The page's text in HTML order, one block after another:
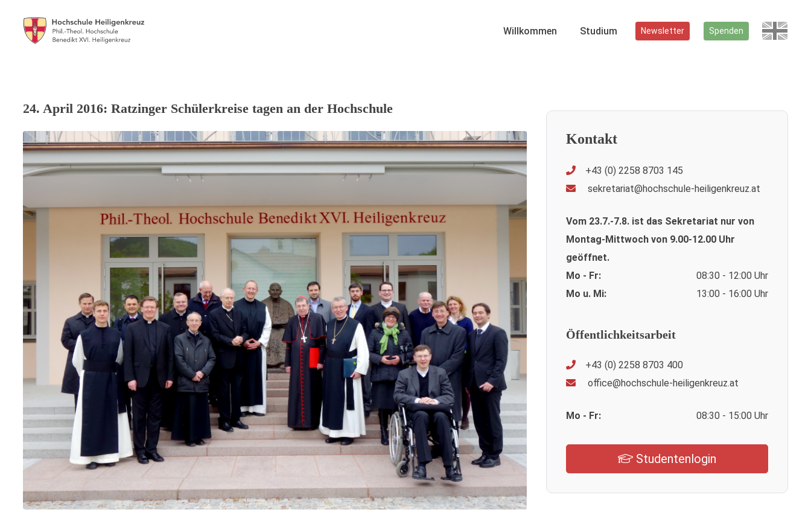
Willkommen Studium Newsletter Spenden
24. April 2016: Ratzinger Schülerkreise tagen an der Hochschule
Kontakt
+43 (0) 2258 8703 145
sekretariat@hochschule-heiligenkreuz.at
Vom 23.7.-7.8. ist das Sekretariat nur von
Montag-Mittwoch von 9.00-12.00 Uhr
geöffnet.
Mo - Fr:
08:30 - 12:00 Uhr
Mo u. Mi:
13:00 - 16:00 Uhr
Öffentlichkeitsarbeit
+43 (0) 2258 8703 400
office@hochschule-heiligenkreuz.at
Mo - Fr: 08:30 - 15:00 Uhr
Studentenlogin